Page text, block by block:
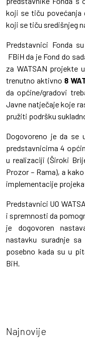
koji se tiču povećanja
koji se tiču središnjeg
Predstavnici Fonda
FBiH da je Fond do
za WATSAN projekte
trenutno aktivno 8
da općine/gradovi
Javne natječaje koje
pružiti podršku
Dogovoreno je da se
predstavnicima 4
u realizaciji (Široki
Prozor – Rama), a
implementacije
Predstavnici UO
i spremnosti da
je dogovoren
nastavku suradnje
posebno kada su u
BiH.
Najnovije